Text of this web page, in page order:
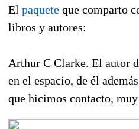
El paquete que comparto
libros y autores:
Arthur C Clarke. El autor
en el espacio, de él
que hicimos contacto,